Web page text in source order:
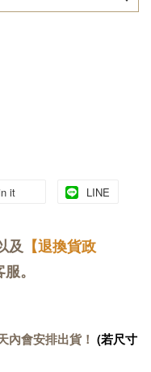
it LINE
及 【退換貨政
。
內會安排出貨！ (若尺寸